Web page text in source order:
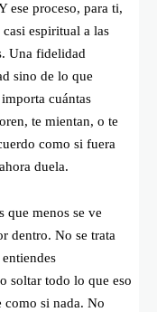
ese proceso, para ti,
espiritual a las
Una fidelidad
sino de lo que
cuántas
te mientan, o te
como si fuera
duela.
que menos se ve
dentro. No se trata
soltar todo lo que eso
como si nada. No